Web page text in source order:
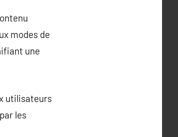
modes de
une
utilisateurs
les